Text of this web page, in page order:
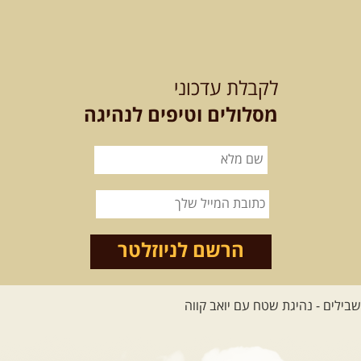
האם אתם מחפשים חוויה מיוחדת
בטבע? מחפשים חוויה שתעניק לכם ...
שישי- ממרומי
הגליל העליון למורדות הירדן
נצא מג'ש שבמורדות הר מירון, נמשיך
לאורך נחל דישון ונעצור ...[המשך]
לכל הטיולים
לקבלת עדכוני
מסלולים וטיפים לנהיגה
הרשם לניוזלטר